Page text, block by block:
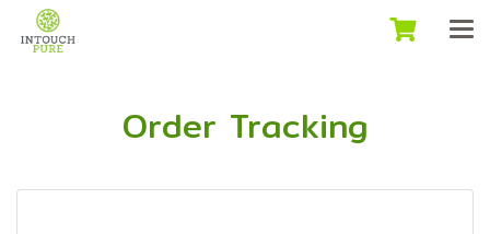
Order Tracking